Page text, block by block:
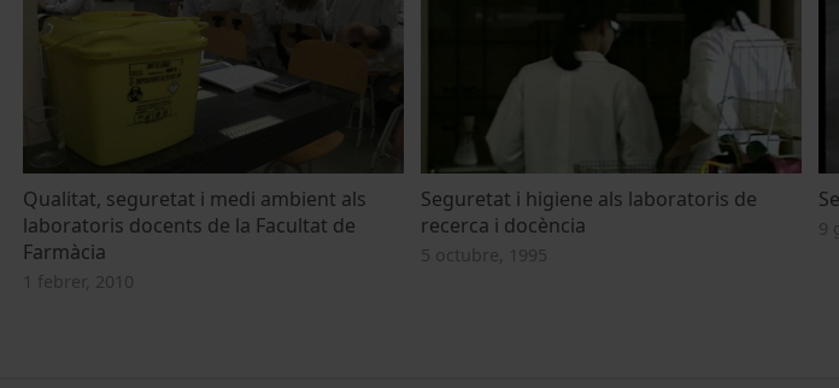
Qualitat, seguretat i medi ambient als
laboratoris docents de la Facultat de
Farmàcia
1 febrer, 2010
Seguretat i higiene als laboratoris de
recerca i docència
5 octubre, 1995
9